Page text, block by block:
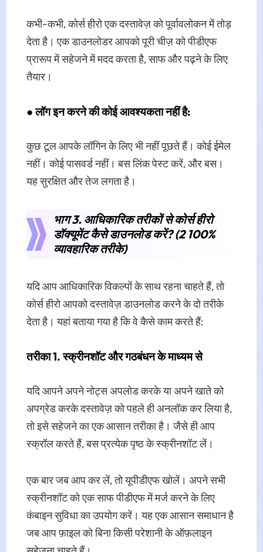
कभी-कभी, कोर्स हीरो एक दस्तावेज़ को पूर्वावलोकन में तोड़
देता है। एक डाउनलोडर आपको पूरी चीज़ को पीडीएफ
प्रारूप में सहेजने में मदद करता है, साफ और पढ़ने के लिए
तैयार।
●लॉग इन करने की कोई आवश्यकता नहीं है:
कुछ टूल आपके लॉगिन के लिए भी नहीं पूछते हैं। कोई ईमेल
नहीं। कोई पासवर्ड नहीं। बस लिंक पेस्ट करें, और बस।
यह सुरक्षित और तेज लगता है।
भाग 3. आधिकारिक तरीकों से कोर्स हीरो
डॉक्यूमेंट कैसे डाउनलोड करें? (2 100%
व्यावहारिक तरीके)
यदि आप आधिकारिक विकल्पों के साथ रहना चाहते हैं, तो
कोर्स हीरो आपको दस्तावेज़ डाउनलोड करने के दो तरीके
देता है। यहां बताया गया है कि वे कैसे काम करते हैं:
तरीका 1. स्क्रीनशॉट और गठबंधन के माध्यम से
यदि आपने अपने नोट्स अपलोड करके या अपने खाते को
अपग्रेड करके दस्तावेज़ को पहले ही अनलॉक कर लिया है,
तो इसे सहेजने का एक आसान तरीका है। जैसे ही आप
स्क्रॉल करते हैं, बस प्रत्येक पृष्ठ के स्क्रीनशॉट लें।
एक बार जब आप कर लें, तो यूपीडीएफ खोलें। अपने सभी
स्क्रीनशॉट को एक साफ पीडीएफ में मर्ज करने के लिए
कंबाइन सुविधा का उपयोग करें। यह एक आसान समाधान है
जब आप फ़ाइल को बिना किसी परेशानी के ऑफ़लाइन